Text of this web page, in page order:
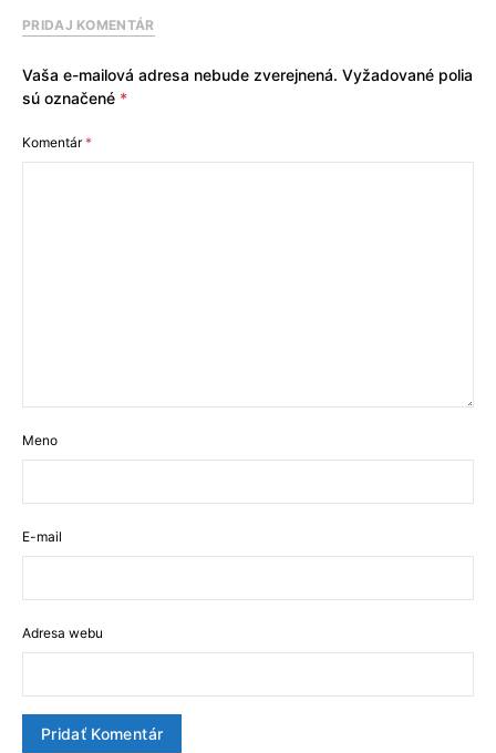
PRIDAJ KOMENTÁR
Vaša e-mailová adresa nebude zverejnená. Vyžadované polia
sú označené *
Komentár*
Meno
E-mail
Adresa webu